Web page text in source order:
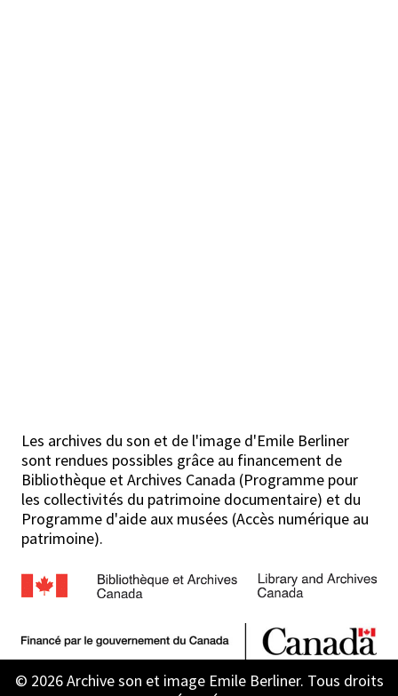
Les archives du son et de l'image d'Emile Berliner
sont rendues possibles grâce au financement de
Bibliothèque et Archives Canada (Programme pour
les collectivités du patrimoine documentaire) et du
Programme d'aide aux musées (Accès numérique au
patrimoine).
© 2026 Archive son et image Emile Berliner. Tous droits